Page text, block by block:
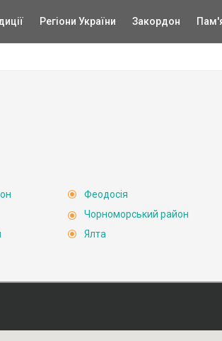
Регіони України Закордон
Феодосія
Чорноморський район
Ялта